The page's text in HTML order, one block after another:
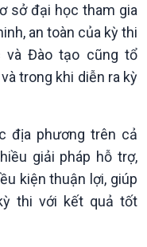
giới
thế giới
đề quốc tế
cương - Một dải vững
sở đại học tham gia
an toàn của kỳ thi
và Đào tạo cũng tổ
trong khi diễn ra kỳ
địa phương trên cả
giải pháp hỗ trợ,
kiện thuận lợi, giúp
thi với kết quả tốt